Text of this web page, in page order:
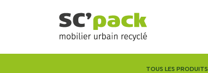
TOUS LES PRODUITS